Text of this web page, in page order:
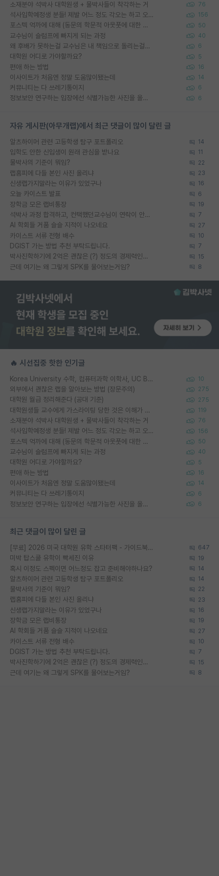
소재분야 석박사 대학원생 + 물박사들이 착각하는 거 76
석사입학예정생 분들! 제발 어느 정도 각오는 하고 오세요. 156
포스텍 억까에 대해 (동문의 학문적 아웃풋에 대한 반박) 50
교수님이 슬럼프에 빠지게 되는 과정 40
왜 후배가 못하는걸 교수님은 내 책임으로 돌리는걸까요? 6
대학원 어디로 가야할까요? 5
편애 하는 방법 16
이사이트가 처음엔 정말 도움많이됐는데 14
커뮤니티는 다 쓰레기통이지 6
정보보안 연구하는 입장에선 식별가능한 사진을 올리는건 비추이긴함 6
자유 게시판(아무개랩)에서 최근 댓글이 많이 달린 글
알츠하이머 관련 고등학생 탐구 포트폴리오 14
입학도 안한 신입생이 원래 관심을 받나요 11
물박사의 기준이 뭐임? 22
랩홈피에 다들 본인 사진 올리냐 23
신생랩가지말라는 이유가 있었구나 16
오늘 카이스트 발표 6
장학금 모은 랩비통장 19
석박사 과정 합격하고, 컨택했던교수님이 연락이 안됩니다... 7
AI 학회들 거품 슬슬 지적이 나오네요 27
카이스트 서류 전형 배수 10
DGIST 가는 방법 추천 부탁드립니다. 7
박사진학하기에 2억은 괜찮은 (?) 정도의 경제력인가요 15
근데 여기는 왜 그렇게 SPK를 물어보는거임? 8
🔥 시선집중 핫한 인기글
Korea University 수학, 컴퓨터과학 이학사, UC Berkeley 산업공학 대학원 공학박사가 되는 것은 쉽지 않겠죠? 10
외부에서 괜찮은 랩을 알아보는 방법 (장문주의) 275
대학원 월급 정리해준다 (공대 기준) 275
대학원생들 교수에게 가스라이팅 당한 것은 이해가 갑니다. 안타깝네요. 119
소재분야 석박사 대학원생 + 물박사들이 착각하는 거 76
석사입학예정생 분들! 제발 어느 정도 각오는 하고 오세요. 156
포스텍 억까에 대해 (동문의 학문적 아웃풋에 대한 반박) 50
교수님이 슬럼프에 빠지게 되는 과정 40
대학원 어디로 가야할까요? 5
편애 하는 방법 16
이사이트가 처음엔 정말 도움많이됐는데 14
커뮤니티는 다 쓰레기통이지 6
정보보안 연구하는 입장에선 식별가능한 사진을 올리는건 비추이긴함 6
최근 댓글이 많이 달린 글
[무료] 2026 미국 대학원 유학 스타터팩 - 가이드북 & 합격자 컨택메일 템플릿 647
미박 탑스쿨 유학이 빡세진 이유 19
혹시 이정도 스펙이면 어느정도 잡고 준비해야하나요? 14
알츠하이머 관련 고등학생 탐구 포트폴리오 14
물박사의 기준이 뭐임? 22
랩홈피에 다들 본인 사진 올리냐 23
신생랩가지말라는 이유가 있었구나 16
장학금 모은 랩비통장 19
AI 학회들 거품 슬슬 지적이 나오네요 27
카이스트 서류 전형 배수 10
DGIST 가는 방법 추천 부탁드립니다. 7
박사진학하기에 2억은 괜찮은 (?) 정도의 경제력인가요 15
근데 여기는 왜 그렇게 SPK를 물어보는거임? 8